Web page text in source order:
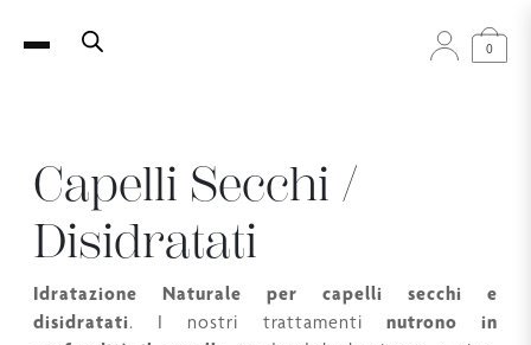
0
Capelli Secchi /
Disidratati
Idratazione Naturale per capelli secchi e
disidratati. I nostri trattamenti nutrono in